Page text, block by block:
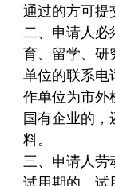
通过的方可提
二、申请人必
育、留学、研
单位的联系电
作单位为市外
国有企业的
料。
三、申请人劳